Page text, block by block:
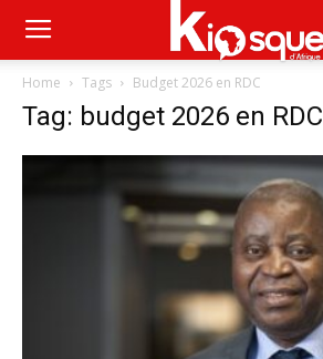
Home Tags Budget 2026 en RDC
Tag: budget 2026 en RDC